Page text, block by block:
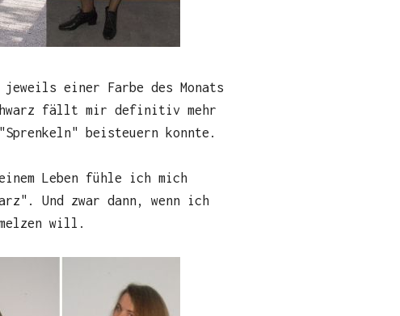
einer Farbe des Monats
fällt mir definitiv mehr
beisteuern konnte.
Leben fühle ich mich
Und zwar dann, wenn ich
will.